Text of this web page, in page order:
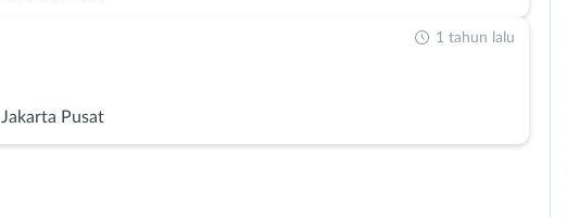
Jakarta Pusat
1 tahun lalu